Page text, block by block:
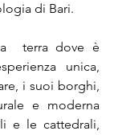
di Bari.
terra dove è
unica,
i suoi borghi,
e moderna
e le cattedrali,